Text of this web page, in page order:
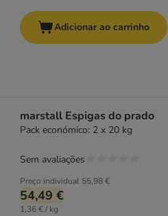
Adicionar ao carrinho
marstall Espigas do prado
Pack económico: 2 x 20 kg
Preço individual 55,98 €
54,49 €
1,36 € / kg
Sem avaliações